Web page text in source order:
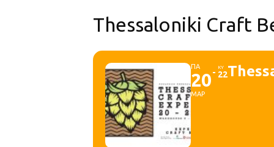
Thessaloniki Craft
ΠΑ
20
ΜΑΡ
ΚΥ
22